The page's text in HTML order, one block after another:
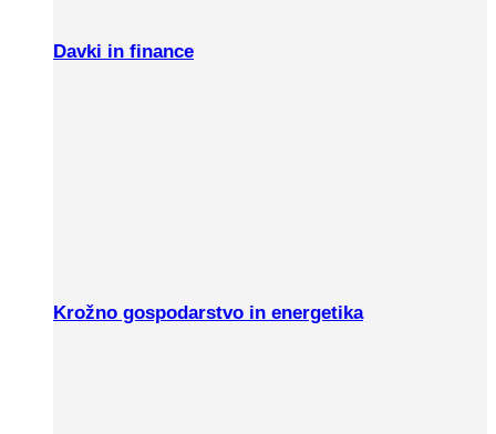
Davki in finance
Krožno gospodarstvo in energetika